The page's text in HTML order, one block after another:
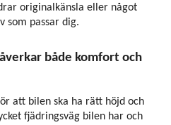
originalkänsla eller något
som passar dig.
både komfort och
att bilen ska ha rätt höjd och
fjädringsväg bilen har och